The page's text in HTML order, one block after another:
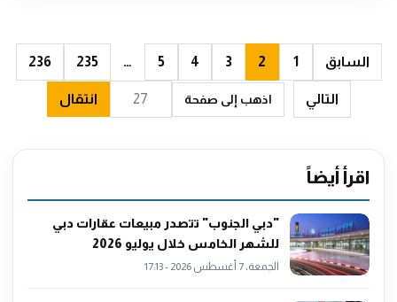
السابق 1
2
3
4
5
…
235
236
التالي اذهب إلى صفحة انتقال
اقرأ أيضاً
"دبي الجنوب" تتصدر مبيعات عقارات دبي
للشهر الخامس خلال يوليو 2026
الجمعة، 7 أغسطس 2026 - 17:13